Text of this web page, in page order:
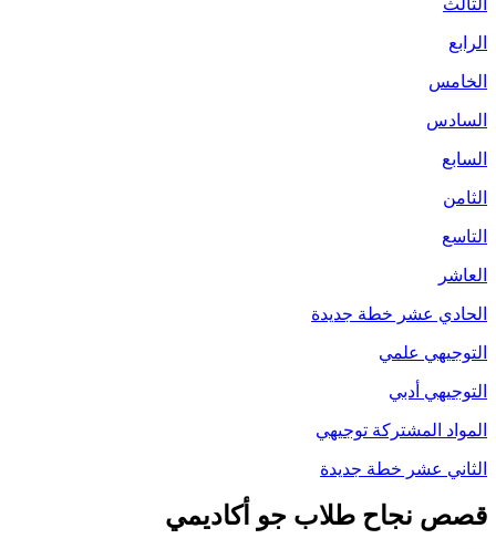
الرابع
الخامس
السادس
السابع
الثامن
التاسع
العاشر
الحادي عشر خطة جديدة
التوجيهي علمي
التوجيهي أدبي
المواد المشتركة توجيهي
الثاني عشر خطة جديدة
قصص نجاح طلاب جو أكاديمي